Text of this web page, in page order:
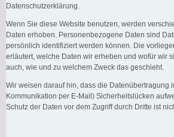
Datenschutzerklärung.
Wenn Sie diese Website benutzen, werden
Daten erhoben. Personenbezogene Daten sind
persönlich identifiziert werden können. Die
erläutert, welche Daten wir erheben und wofür wir
auch, wie und zu welchem Zweck das geschieht.
Wir weisen darauf hin, dass die Datenübertragung
Kommunikation per E-Mail) Sicherheitslücken
Schutz der Daten vor dem Zugriff durch Dritte ist